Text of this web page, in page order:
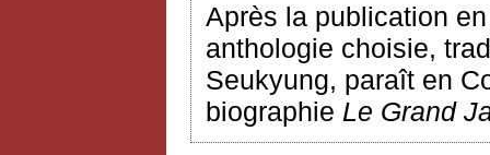
Après la publication
anthologie choisie,
Seukyung, paraît en
biographie Le Grand